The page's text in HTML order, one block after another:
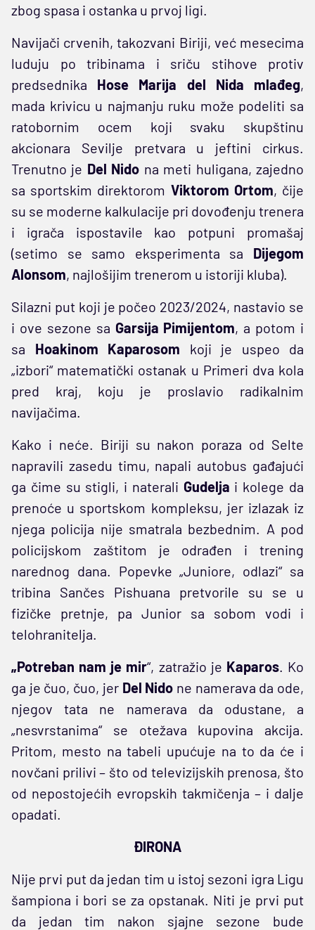
zbog spasa i ostanka u prvoj ligi.
Navijači crvenih, takozvani Biriji, već mesecima
luduju po tribinama i sriču stihove protiv
predsednika Hose Marija del Nida mlađeg,
mada krivicu u najmanju ruku može podeliti sa
ratobornim ocem koji svaku skupštinu
akcionara Sevilje pretvara u jeftini cirkus.
Trenutno je Del Nido na meti huligana, zajedno
sa sportskim direktorom Viktorom Ortom, čije
su se moderne kalkulacije pri dovođenju trenera
i igrača ispostavile kao potpuni promašaj
(setimo se samo eksperimenta sa Dijegom
Alonsom, najlošijim trenerom u istoriji kluba).
Silazni put koji je počeo 2023/2024, nastavio se
i ove sezone sa Garsija Pimijentom, a potom i
sa Hoakinom Kaparosom koji je uspeo da
„izbori“ matematički ostanak u Primeri dva kola
pred kraj, koju je proslavio radikalnim
navijačima.
Kako i neće. Biriji su nakon poraza od Selte
napravili zasedu timu, napali autobus gađajući
ga čime su stigli, i naterali Gudelja i kolege da
prenoće u sportskom kompleksu, jer izlazak iz
njega policija nije smatrala bezbednim. A pod
policijskom zaštitom je odrađen i trening
narednog dana. Popevke „Juniore, odlazi“ sa
tribina Sančes Pishuana pretvorile su se u
fizičke pretnje, pa Junior sa sobom vodi i
telohranitelja.
„Potreban nam je mir“, zatražio je Kaparos. Ko
ga je čuo, čuo, jer Del Nido ne namerava da ode,
njegov tata ne namerava da odustane, a
„nesvrstanima“ se otežava kupovina akcija.
Pritom, mesto na tabeli upućuje na to da će i
novčani prilivi – što od televizijskih prenosa, što
od nepostojećih evropskih takmičenja – i dalje
opadati.
ĐIRONA
Nije prvi put da jedan tim u istoj sezoni igra Ligu
šampiona i bori se za opstanak. Niti je prvi put
da jedan tim nakon sjajne sezone bude